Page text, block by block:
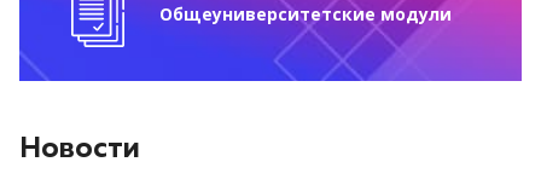
Общеуниверситетские модули
Новости